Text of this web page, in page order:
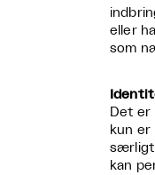
eller
som
Det er
kun er
særligt
kan